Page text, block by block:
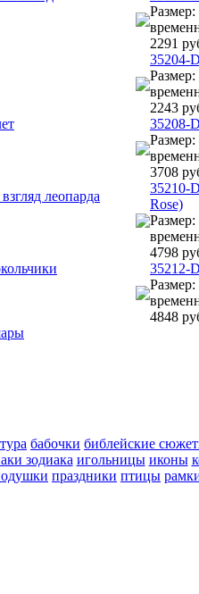
2291
35204-
2243
35208-
3708
леопарда
35210-
Rose)
Размер:
4798
35212-
4848
бабочки библейские
зодиака игольницы иконы
праздники птицы